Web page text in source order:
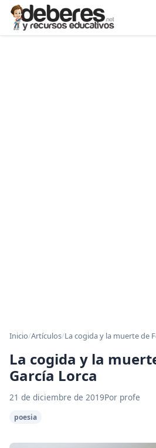
Inicio/Artículos/La cogida y la muerte de
La cogida y la
García Lorca
21 de diciembre de 2019Por profe
poesia